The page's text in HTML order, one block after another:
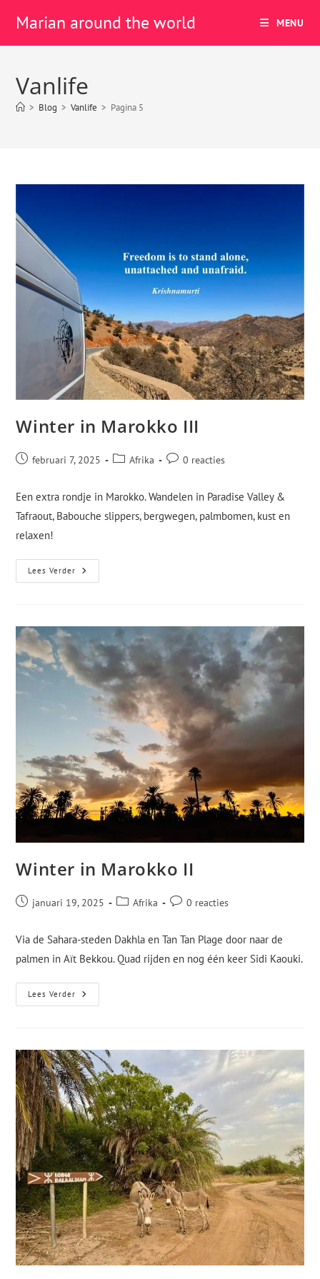
Marian around the world MENU
Vanlife
> Blog > Vanlife > Pagina 5
Winter in Marokko III
februari 7, 2025 Afrika 0 reacties
Een extra rondje in Marokko. Wandelen in Paradise Valley &
Tafraout, Babouche slippers, bergwegen, palmbomen, kust en
relaxen!
Lees Verder
Winter in Marokko II
januari 19, 2025 Afrika 0 reacties
Via de Sahara-steden Dakhla en Tan Tan Plage door naar de
palmen in Aït Bekkou. Quad rijden en nog één keer Sidi Kaouki.
Lees Verder